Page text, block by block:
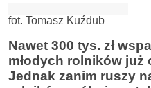
fot. Tomasz Kuźdub
Nawet 300 tys. zł
młodych rolników już
Jednak zanim ruszy